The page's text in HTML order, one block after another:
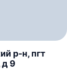
р-н, пгт
9